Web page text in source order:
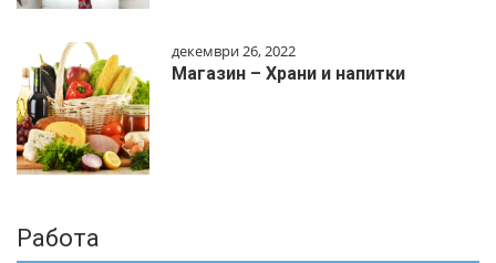
декември 26, 2022
Магазин – Храни и напитки
Работа